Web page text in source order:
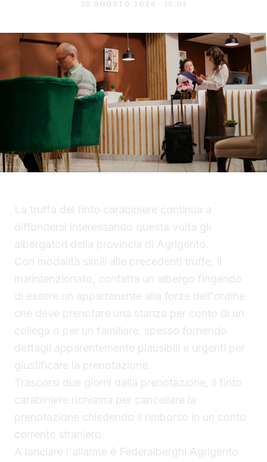
30 AGOSTO 2024 · 15:01
La truffa del finto carabiniere continua a
diffondersi interessando questa volta gli
albergatori della provincia di Agrigento.
Con modalità simili alle precedenti truffe, il
malintenzionato, contatta un albergo fingendo
di essere un appartenente alla forze dell'ordine
che deve prenotare una stanza per conto di un
collega o per un familiare, spesso fornendo
dettagli apparentemente plausibili e urgenti per
giustificare la prenotazione.
Trascorsi due giorni dalla prenotazione, il finto
carabiniere richiama per cancellare la
prenotazione chiedendo il rimborso in un conto
corrente straniero.
A lanciare l'allarme è Federalberghi Agrigento